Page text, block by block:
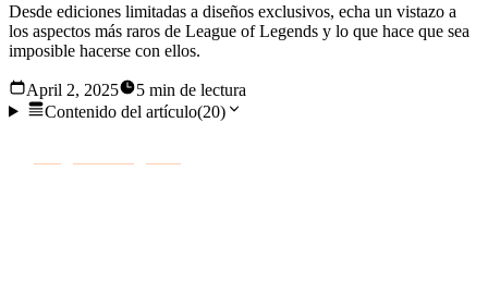
Desde ediciones limitadas a diseños exclusivos, echa un vistazo a
los aspectos más raros de League of Legends y lo que hace que sea
imposible hacerse con ellos.
April 2, 2025
5 min de lectura
Contenido del artículo(20)